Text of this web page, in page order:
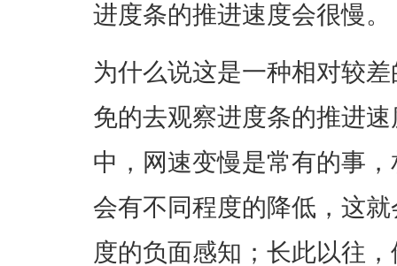
进度条的推进速度会很慢。
为什么说这是一种相对较
免的去观察进度条的推进
中，网速变慢是常有的事
会有不同程度的降低，这
度的负面感知；长此以往